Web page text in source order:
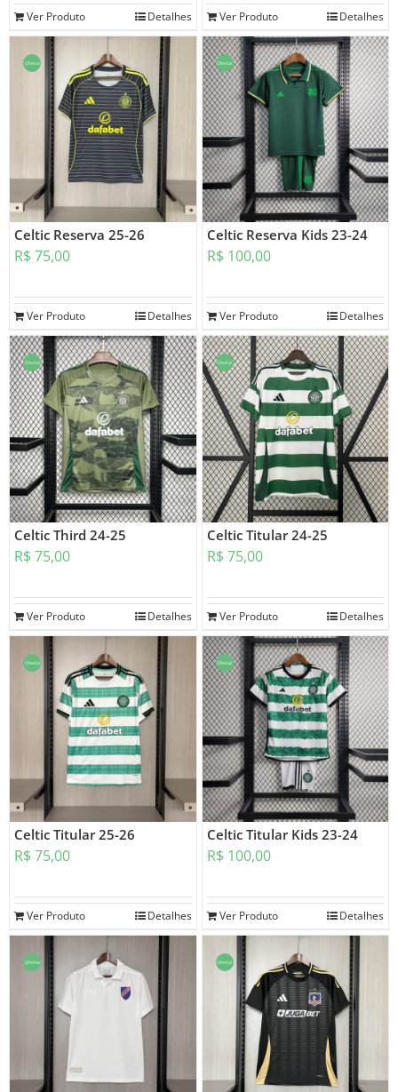
Ver Produto Detalhes Ver Produto Detalhes
Oferta!
Celtic Reserva 25-26
R$ 75,00
Ver Produto Detalhes
Oferta!
Celtic Reserva Kids 23-24
R$ 100,00
Ver Produto Detalhes
Oferta!
Celtic Third 24-25
R$ 75,00
Ver Produto Detalhes
Oferta!
Celtic Titular 24-25
R$ 75,00
Ver Produto Detalhes
Oferta!
Celtic Titular 25-26
R$ 75,00
Ver Produto Detalhes
Oferta!
Celtic Titular Kids 23-24
R$ 100,00
Ver Produto Detalhes
Oferta! Oferta!